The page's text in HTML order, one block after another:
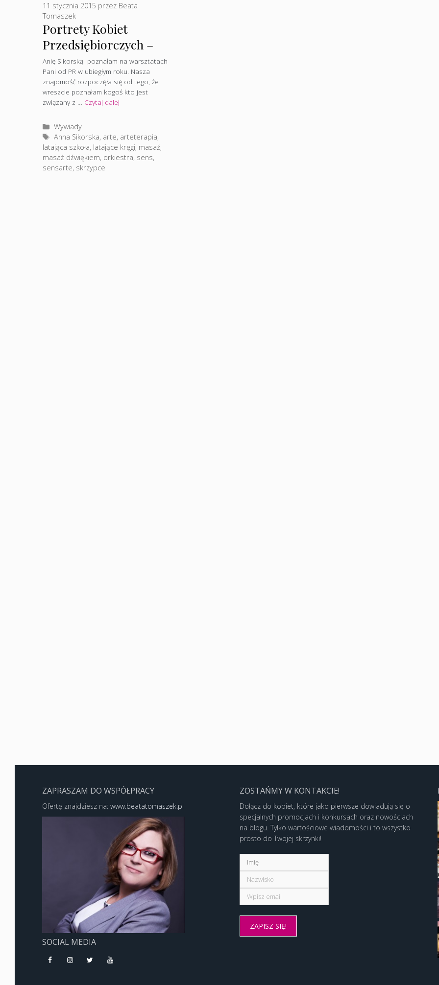
Portrety Kobiet
Przedsiębiorczych –
Anna Sikorska
11 stycznia 2015 przez Beata
Tomaszek
Anię Sikorską poznałam na warsztatach
Pani od PR w ubiegłym roku. Nasza
znajomość rozpoczęła się od tego, że
wreszcie poznałam kogoś kto jest
związany z … Czytaj dalej
Kategorie
Wywiady
Tagi
Anna Sikorska, arte, arteterapia,
latająca szkoła, latające kręgi, masaź,
masaż dźwiękiem, orkiestra, sens,
sensarte, skrzypce
ZAPRASZAM DO WSPÓŁPRACY
Ofertę znajdziesz na: www.beatatomaszek.pl
SOCIAL MEDIA
ZOSTAŃMY W KONTAKCIE!
Dołącz do kobiet, które jako pierwsze dowiadują się o
specjalnych promocjach i konkursach oraz nowościach
na blogu. Tylko wartościowe wiadomości i to wszystko
prosto do Twojej skrzynki!